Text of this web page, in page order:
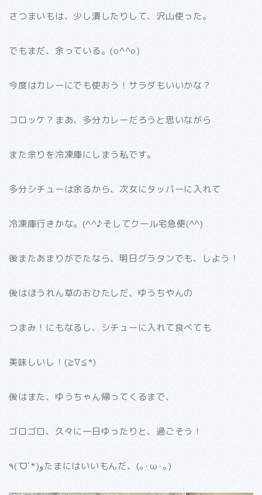
さつまいもは、少し潰したりして、沢山使った。
でもまだ、余っている。(o^^o)
今度はカレーにでも使おう！サラダもいいかな？
コロッケ？まあ、多分カレーだろうと思いながら
また余りを冷凍庫にしまう私です。
多分シチューは余るから、次女にタッパーに入れて
冷凍庫行きかな。(^^♪そしてクール宅急便(^^)
後またあまりがでたなら、明日グラタンでも、しよう！
後はほうれん草のおひたしだ、ゆうちやんの
つまみ！にもなるし、シチューに入れて食べても
美味しいし！(≧∇≦*)
後はまた、ゆうちゃん帰ってくるまで、
ゴロゴロ、久々に一日ゆったりと、過ごそう！
٩(ˊᗜˋ*)وたまにはいいもんだ、(｡･ω･｡)